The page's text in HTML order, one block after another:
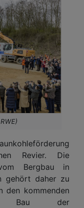
Revier. Die
Bergbau in
gehört daher zu
den kommenden
Bau der